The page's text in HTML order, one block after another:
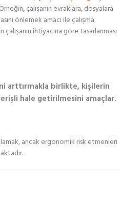
Örneğin, çalışanın evraklara, dosyalara
önlemek amacı ile çalışma
ihtiyacına göre tasarlanması
arttırmakla birlikte, kişilerin
hale getirilmesini amaçlar.
ancak ergonomik risk etmenleri